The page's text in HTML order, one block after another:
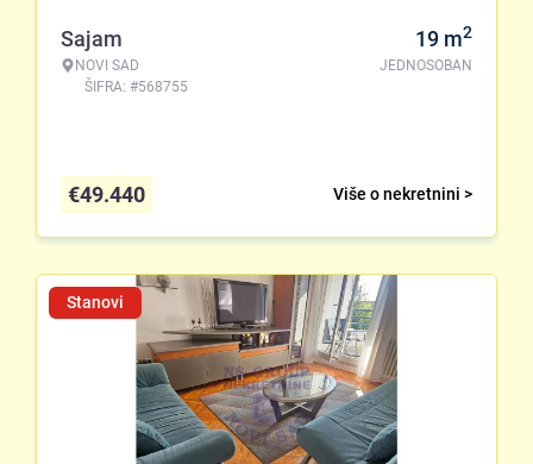
Sajam
NOVI SAD
ŠIFRA: #568755
19 m2
JEDNOSOBAN
Više o nekretnini >
€49.440
Stanovi